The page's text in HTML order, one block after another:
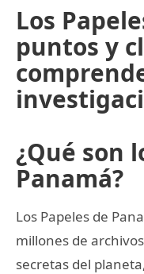
Los
puntos y
¿Qué son
Panamá?
Los Papeles de
millones de
secretas del